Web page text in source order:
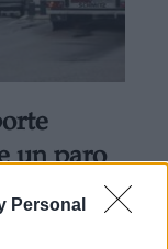
Personal
un paro
el Ministerio de